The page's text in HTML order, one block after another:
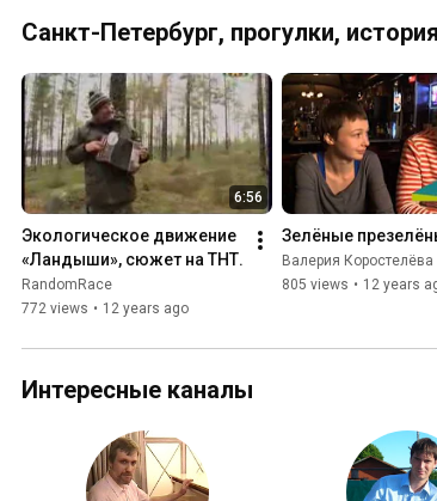
Санкт-Петербург, прогулки,
6:56
Экологическое движение
«Ландыши», сюжет на ТНТ.
RandomRace
772 views • 12 years ago
Зелёные
Валерия Коростелёва
805 views • 12 years
Интересные каналы